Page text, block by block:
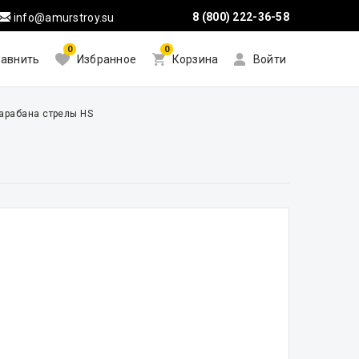
info@amurstroy.su 8 (800) 222-36-58
0
Избранное
0
Корзина Войти
стрелы HS